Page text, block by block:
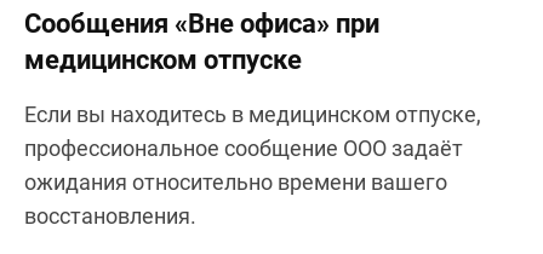
Сообщения «Вне офиса» при
медицинском отпуске
Если вы находитесь в медицинском отпуске,
профессиональное сообщение OOO задаёт
ожидания относительно времени вашего
восстановления.